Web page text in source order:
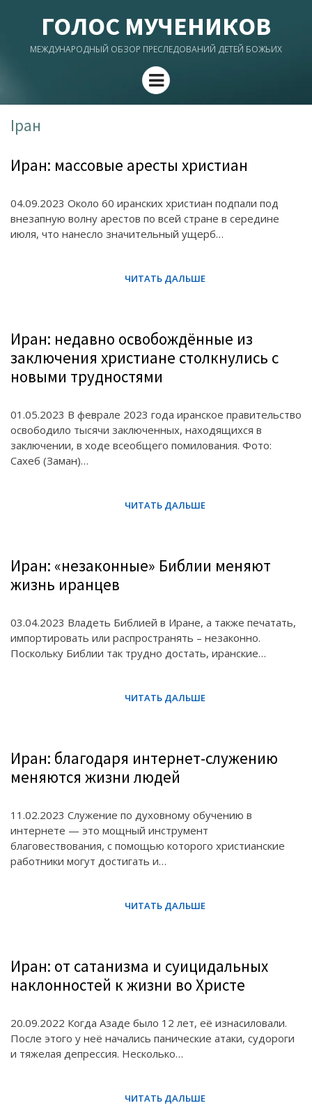
ГОЛОС МУЧЕНИКОВ
МЕЖДУНАРОДНЫЙ ОБЗОР ПРЕСЛЕДОВАНИЙ ДЕТЕЙ БОЖЬИХ
Menu
Іран
Иран: массовые аресты христиан
04.09.2023 Около 60 иранских христиан подпали под
внезапную волну арестов по всей стране в середине
июля, что нанесло значительный ущерб…
Иран: недавно освобождённые из
заключения христиане столкнулись с
новыми трудностями
01.05.2023 В феврале 2023 года иранское правительство
освободило тысячи заключенных, находящихся в
заключении, в ходе всеобщего помилования. Фото:
Сахеб (Заман)…
Иран: «незаконные» Библии меняют
жизнь иранцев
03.04.2023 Владеть Библией в Иране, а также печатать,
импортировать или распространять – незаконно.
Поскольку Библии так трудно достать, иранские…
Иран: благодаря интернет-служению
меняются жизни людей
11.02.2023 Служение по духовному обучению в
интернете — это мощный инструмент
благовествования, с помощью которого христианские
работники могут достигать и…
Иран: от сатанизма и суицидальных
наклонностей к жизни во Христе
20.09.2022 Когда Азаде было 12 лет, её изнасиловали.
После этого у неё начались панические атаки, судороги
и тяжелая депрессия. Несколько…